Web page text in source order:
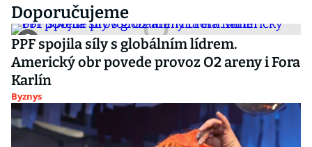
Doporučujeme
PPF spojila síly s globálním lídrem.
Americký obr povede provoz O2 areny i Fora
Karlín
Byznys